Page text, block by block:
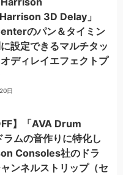
3D Delay」
のパン＆タイミン
設定できるマルチタッ
ディレイエフェクトプ
日
】「AVA Drum
ムの音作りに特化し
Consoles社のドラ
ンネルストリップ（セ